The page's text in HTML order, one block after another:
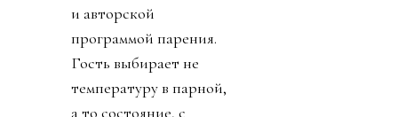
и авторской
программой парения.
Гость выбирает не
температуру в парной,
а то состояние, с